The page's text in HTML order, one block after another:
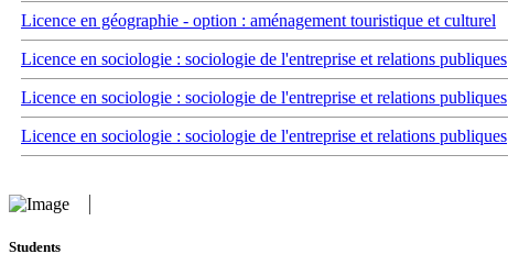
Licence en géographie - option : aménagement touristique et culturel
Licence en sociologie : sociologie de l'entreprise et relations publiques
Licence en sociologie : sociologie de l'entreprise et relations publiques
Licence en sociologie : sociologie de l'entreprise et relations publiques
Students